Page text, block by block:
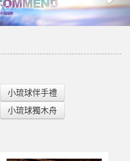
小琉球伴手禮
小琉球獨木舟